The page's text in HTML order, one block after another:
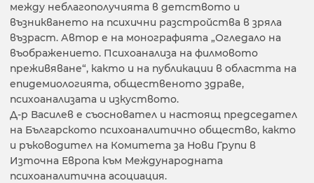
между неблагополучията в детството и
възникването на психични разстройства в зряла
възраст. Автор е на монографията „Огледало на
въображението. Психоанализа на филмовото
преживяване“, както и на публикации в областта на
епидемиологията, общественото здраве,
психоанализата и изкуството.
Д-р Василев е съосновател и настоящ председател
на Българското психоаналитично общество, както
и ръководител на Комитета за Нови Групи в
Източна Европа към Международната
психоаналитична асоциация.